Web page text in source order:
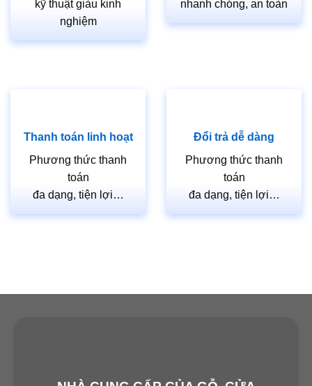
kỹ thuật giàu kinh
nghiệm
nhanh chóng, an toàn
Thanh toán linh hoạt
Phương thức thanh
toán
đa dạng, tiện lợi…
Đổi trả dễ dàng
Phương thức thanh
toán
đa dạng, tiện lợi…